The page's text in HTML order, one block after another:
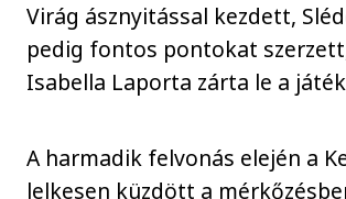
Virág ásznyitással kezdett,
pedig fontos pontokat
Isabella Laporta zárta le a
A harmadik felvonás elején a
lelkesen küzdött a